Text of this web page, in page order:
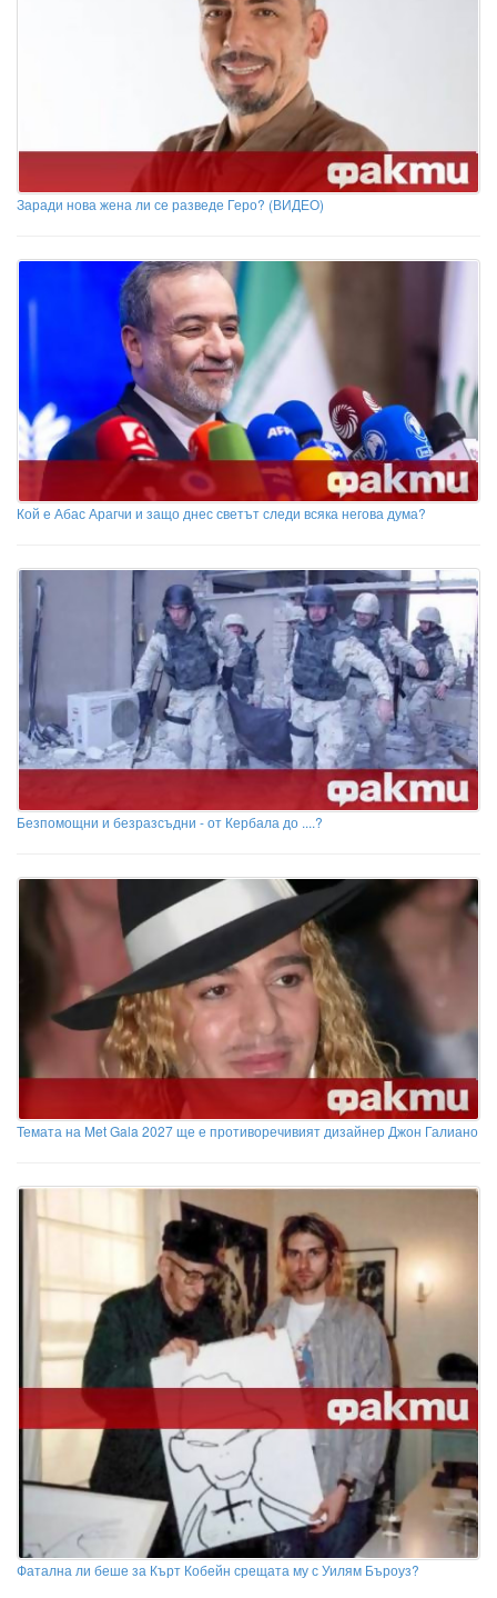
Заради нова жена ли се разведе Геро? (ВИДЕО)
Кой е Абас Арагчи и защо днес светът следи всяка негова дума?
Безпомощни и безразсъдни - от Кербала до ....?
Темата на Met Gala 2027 ще е противоречивият дизайнер Джон Галиано
Фатална ли беше за Кърт Кобейн срещата му с Уилям Бъроуз?